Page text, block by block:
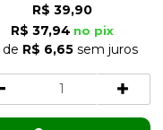
R$ 39,90
R$ 37,94 no pix
de R$ 6,65 sem juros